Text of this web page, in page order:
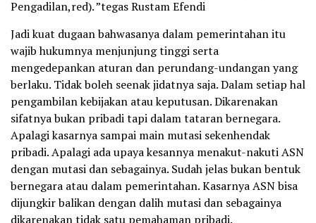
Pengadilan,red). ”tegas Rustam Efendi
Jadi kuat dugaan bahwasanya dalam pemerintahan itu
wajib hukumnya menjunjung tinggi serta
mengedepankan aturan dan perundang-undangan yang
berlaku. Tidak boleh seenak jidatnya saja. Dalam setiap hal
pengambilan kebijakan atau keputusan. Dikarenakan
sifatnya bukan pribadi tapi dalam tataran bernegara.
Apalagi kasarnya sampai main mutasi sekenhendak
pribadi. Apalagi ada upaya kesannya menakut-nakuti ASN
dengan mutasi dan sebagainya. Sudah jelas bukan bentuk
bernegara atau dalam pemerintahan. Kasarnya ASN bisa
dijungkir balikan dengan dalih mutasi dan sebagainya
dikarenakan tidak satu pemahaman pribadi.